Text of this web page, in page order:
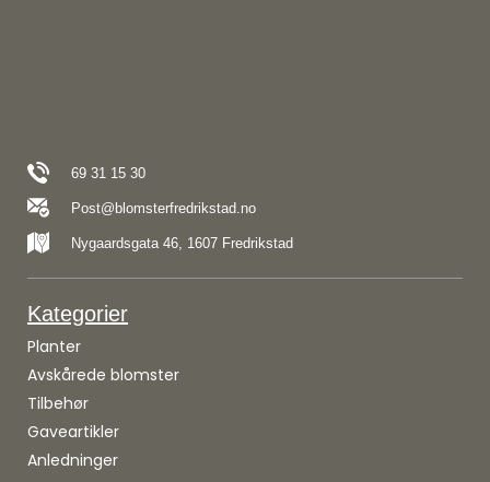
69 31 15 30
Post@blomsterfredrikstad.no
Nygaardsgata 46, 1607 Fredrikstad
Kategorier
Planter
Avskårede blomster
Tilbehør
Gaveartikler
Anledninger